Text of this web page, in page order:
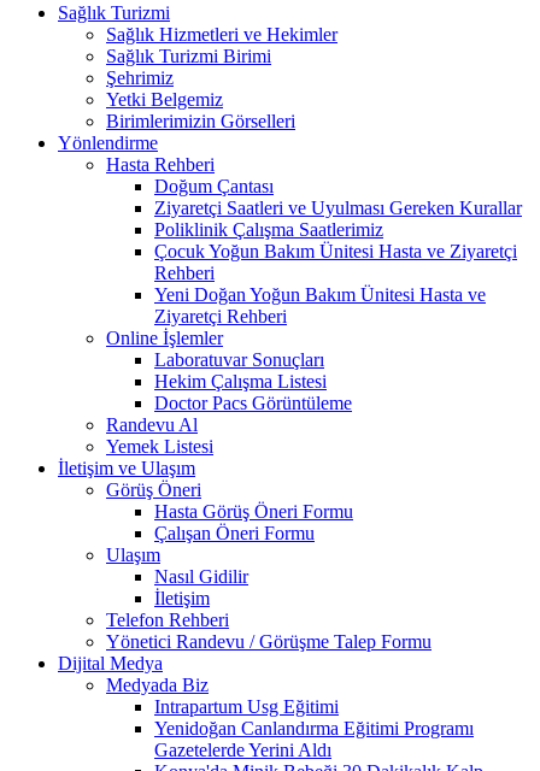
Sağlık Turizmi
Sağlık Hizmetleri ve Hekimler
Sağlık Turizmi Birimi
Şehrimiz
Yetki Belgemiz
Birimlerimizin Görselleri
Yönlendirme
Hasta Rehberi
Doğum Çantası
Ziyaretçi Saatleri ve Uyulması Gereken Kurallar
Poliklinik Çalışma Saatlerimiz
Çocuk Yoğun Bakım Ünitesi Hasta ve Ziyaretçi
Rehberi
Yeni Doğan Yoğun Bakım Ünitesi Hasta ve
Ziyaretçi Rehberi
Online İşlemler
Laboratuvar Sonuçları
Hekim Çalışma Listesi
Doctor Pacs Görüntüleme
Randevu Al
Yemek Listesi
İletişim ve Ulaşım
Görüş Öneri
Hasta Görüş Öneri Formu
Çalışan Öneri Formu
Ulaşım
Nasıl Gidilir
İletişim
Telefon Rehberi
Yönetici Randevu / Görüşme Talep Formu
Dijital Medya
Medyada Biz
Intrapartum Usg Eğitimi
Yenidoğan Canlandırma Eğitimi Programı
Gazetelerde Yerini Aldı